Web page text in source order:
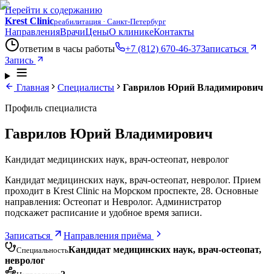
Перейти к содержанию
Krest Clinicреабилитация · Санкт-Петербург
НаправленияВрачиЦеныО клиникеКонтакты
ответим в часы работы
+7 (812) 670-46-37Записаться
Запись
Главная Специалисты
Гаврилов Юрий Владимирович
Профиль специалиста
Гаврилов Юрий Владимирович
Кандидат медицинских наук, врач-остеопат, невролог
Кандидат медицинских наук, врач-остеопат, невролог. Прием
проходит в Krest Clinic на Морском проспекте, 28. Основные
направления: Остеопат и Невролог. Администратор
подскажет расписание и удобное время записи.
Записаться Направления приёма
СпециальностьКандидат медицинских наук, врач-остеопат,
невролог